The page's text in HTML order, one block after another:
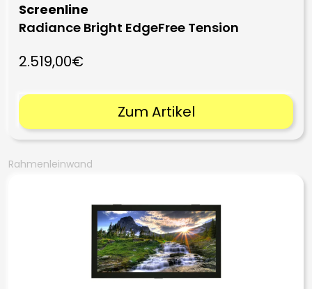
Screenline
Radiance Bright EdgeFree Tension
2.519,00€
Zum Artikel
Rahmenleinwand